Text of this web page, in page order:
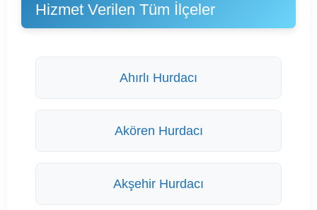
Hizmet Verilen Tüm İlçeler
Ahırlı Hurdacı
Akören Hurdacı
Akşehir Hurdacı